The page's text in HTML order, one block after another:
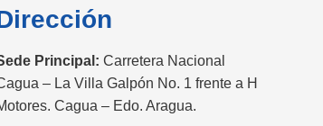
Principal: Carretera Nacional
– La Villa Galpón No. 1 frente a H
Cagua – Edo. Aragua.